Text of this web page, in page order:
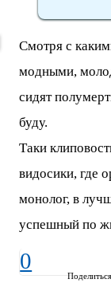
Смотря с
модными,
сидят
буду.
Таки
видосики, где
монолог, в
успешный по
0